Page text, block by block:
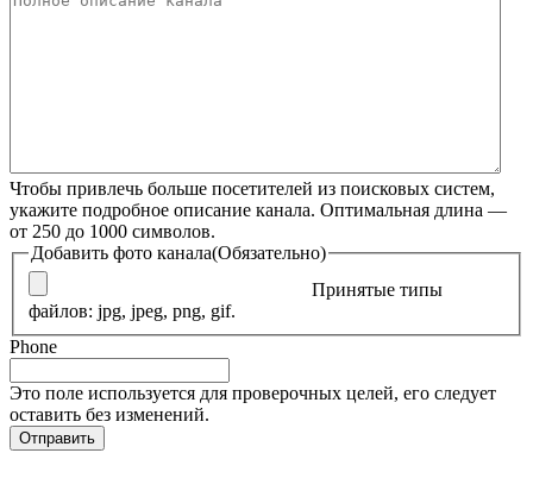
Чтобы привлечь больше посетителей из поисковых систем,
укажите подробное описание канала. Оптимальная длина —
от 250 до 1000 символов.
Добавить фото канала(Обязательно)
Принятые типы
файлов: jpg, jpeg, png, gif.
Phone
Это поле используется для проверочных целей, его следует
оставить без изменений.